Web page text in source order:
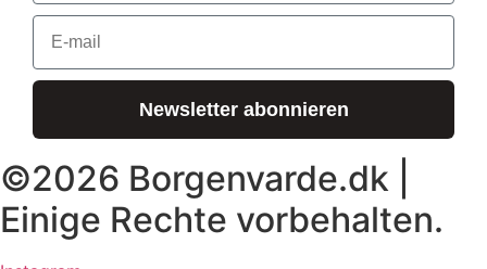
E-Mail
Newsletter abonnieren
©2026 Borgenvarde.dk |
Einige Rechte vorbehalten.